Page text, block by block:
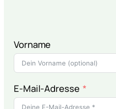
Vorname
E-Mail-Adresse